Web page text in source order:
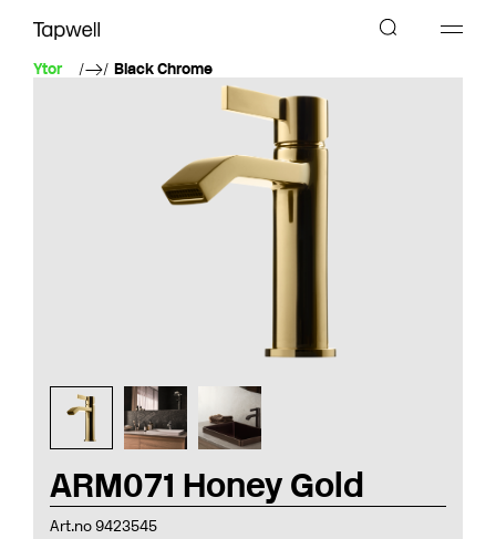
Ytor Black Chrome
ARM071 Honey Gold
Art.no 9423545